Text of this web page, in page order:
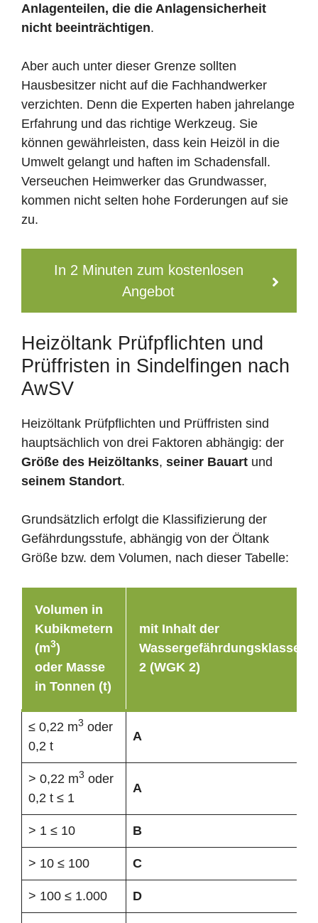
Anlagenteilen, die die Anlagensicherheit
nicht beeinträchtigen.
Aber auch unter dieser Grenze sollten
Hausbesitzer nicht auf die Fachhandwerker
verzichten. Denn die Experten haben jahrelange
Erfahrung und das richtige Werkzeug. Sie
können gewährleisten, dass kein Heizöl in die
Umwelt gelangt und haften im Schadensfall.
Verseuchen Heimwerker das Grundwasser,
kommen nicht selten hohe Forderungen auf sie
zu.
In 2 Minuten zum kostenlosen
Angebot
Heizöltank Prüfpflichten und
Prüffristen in Sindelfingen nach
AwSV
Heizöltank Prüfpflichten und Prüffristen sind
hauptsächlich von drei Faktoren abhängig: der
Größe des Heizöltanks, seiner Bauart und
seinem Standort.
Grundsätzlich erfolgt die Klassifizierung der
Gefährdungsstufe, abhängig von der Öltank
Größe bzw. dem Volumen, nach dieser Tabelle:
Volumen in
Kubikmetern
(m3)
oder Masse
in Tonnen (t)
mit Inhalt der
Wassergefährdungsklasse
2 (WGK 2)
≤ 0,22 m3 oder
0,2 t
A
> 0,22 m3 oder
0,2 t ≤ 1
A
> 1 ≤ 10 B
> 10 ≤ 100 C
> 100 ≤ 1.000 D